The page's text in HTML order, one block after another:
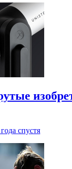
спустя